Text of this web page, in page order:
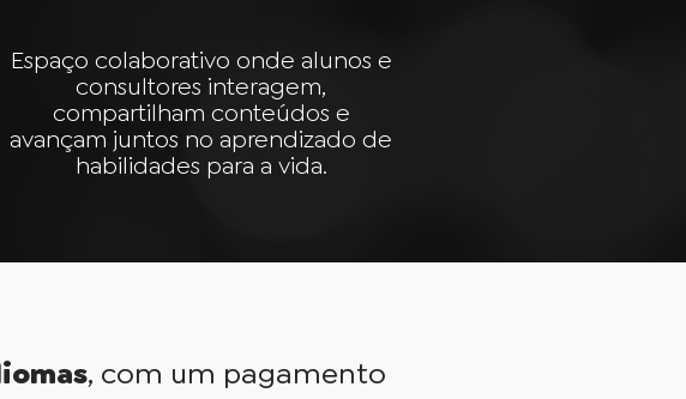
Espaço colaborativo onde alunos e
consultores interagem,
compartilham conteúdos e
avançam juntos no aprendizado de
habilidades para a vida.
, com um pagamento